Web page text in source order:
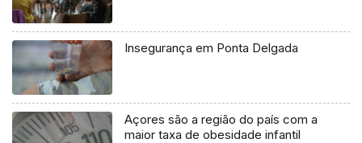
Insegurança em Ponta Delgada
Açores são a região do país com a
maior taxa de obesidade infantil